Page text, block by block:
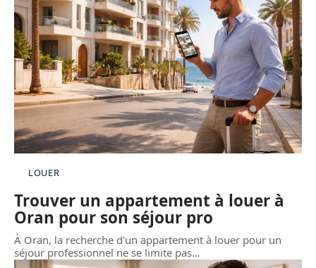
LOUER
Trouver un appartement à louer à
Oran pour son séjour pro
À Oran, la recherche d'un appartement à louer pour un
séjour professionnel ne se limite pas…